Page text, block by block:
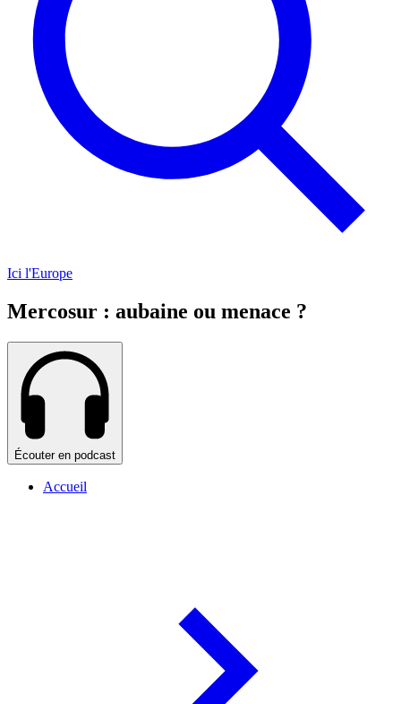
Ici l'Europe
Mercosur : aubaine ou menace ?
Écouter en podcast
Accueil